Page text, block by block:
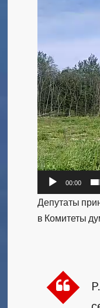
00:00
Депутаты
в Комитеты